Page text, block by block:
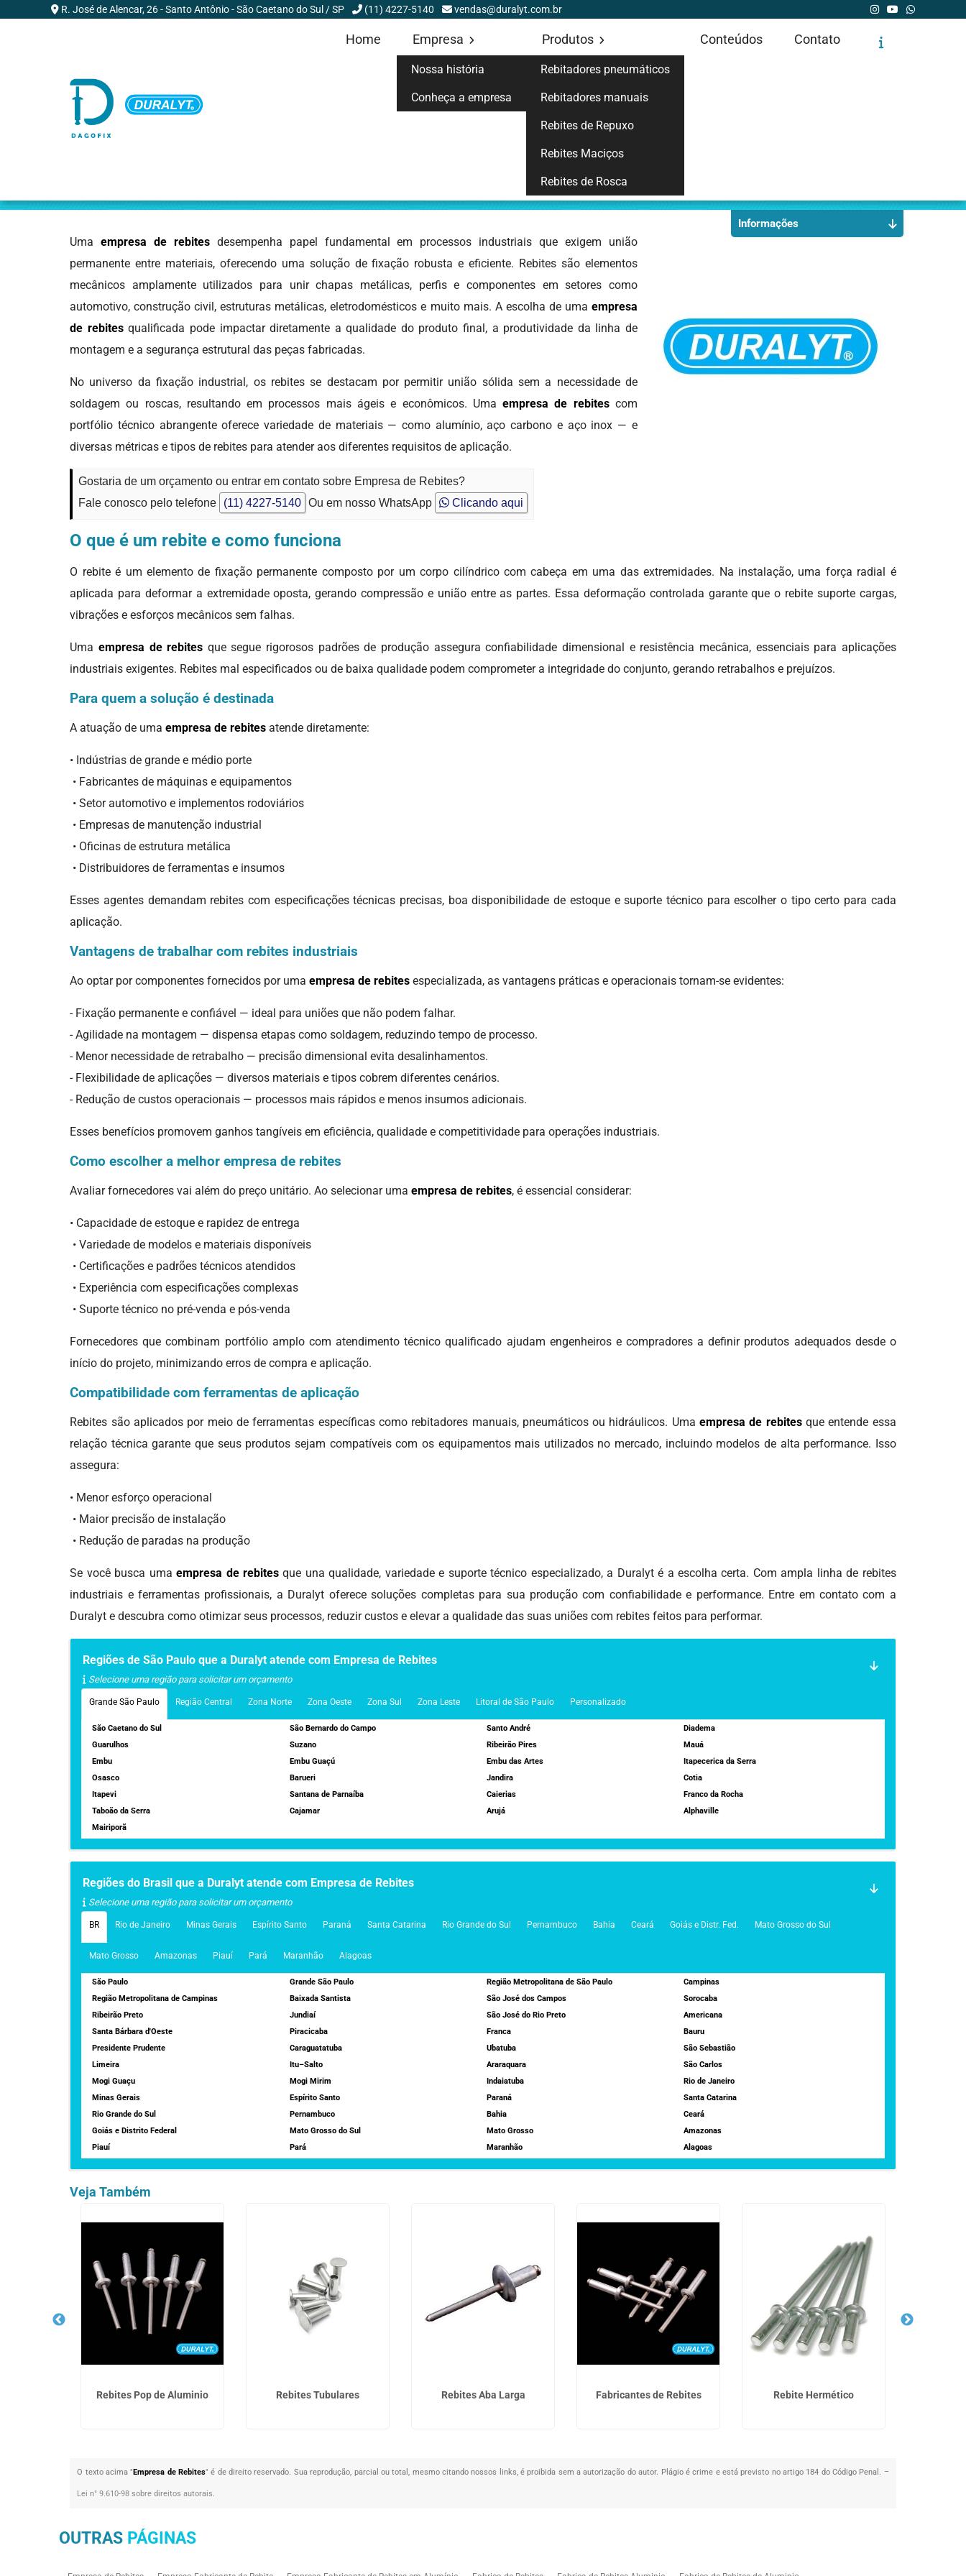
R. José de Alencar, 26 - Santo Antônio - São Caetano do Sul / SP (11) 4227-5140 vendas@duralyt.com.br
Home Empresa
Nossa história
Conheça a empresa
Produtos
Rebitadores pneumáticos
Rebitadores manuais
Rebites de Repuxo
Rebites Maciços
Rebites de Rosca
Conteúdos Contato
Umaempresa de rebitesdesempenha papel fundamental em processos industriais que exigem união
permanente entre materiais, oferecendo uma solução de fixação robusta e eficiente. Rebites são elementos
mecânicos amplamente utilizados para unir chapas metálicas, perfis e componentes em setores como
automotivo, construção civil, estruturas metálicas, eletrodomésticos e muito mais. A escolha de uma empresa
de rebitesqualificada pode impactar diretamente a qualidade do produto final, a produtividade da linha de
montagem e a segurança estrutural das peças fabricadas.
No universo da fixação industrial, os rebites se destacam por permitir união sólida sem a necessidade de
soldagem ou roscas, resultando em processos mais ágeis e econômicos. Umaempresa de rebitescom
portfólio técnico abrangente oferece variedade de materiais — como alumínio, aço carbono e aço inox — e
diversas métricas e tipos de rebites para atender aos diferentes requisitos de aplicação.
Gostaria de um orçamento ou entrar em contato sobre Empresa de Rebites?
Fale conosco pelo telefone
(11) 4227-5140 Ou em nosso WhatsApp Clicando aqui
O que é um rebite e como funciona
O rebite é um elemento de fixação permanente composto por um corpo cilíndrico com cabeça em uma das extremidades. Na instalação, uma força radial é
aplicada para deformar a extremidade oposta, gerando compressão e união entre as partes. Essa deformação controlada garante que o rebite suporte cargas,
vibrações e esforços mecânicos sem falhas.
Uma empresa de rebites que segue rigorosos padrões de produção assegura confiabilidade dimensional e resistência mecânica, essenciais para aplicações
industriais exigentes. Rebites mal especificados ou de baixa qualidade podem comprometer a integridade do conjunto, gerando retrabalhos e prejuízos.
Para quem a solução é destinada
A atuação de umaempresa de rebites atende diretamente:
• Indústrias de grande e médio porte
• Fabricantes de máquinas e equipamentos
• Setor automotivo e implementos rodoviários
• Empresas de manutenção industrial
• Oficinas de estrutura metálica
• Distribuidores de ferramentas e insumos
Esses agentes demandam rebites com especificações técnicas precisas, boa disponibilidade de estoque e suporte técnico para escolher o tipo certo para cada
aplicação.
Vantagens de trabalhar com rebites industriais
Ao optar por componentes fornecidos por umaempresa de rebites especializada, as vantagens práticas e operacionais tornam-se evidentes:
- Fixação permanente e confiável — ideal para uniões que não podem falhar.
- Agilidade na montagem — dispensa etapas como soldagem, reduzindo tempo de processo.
- Menor necessidade de retrabalho — precisão dimensional evita desalinhamentos.
- Flexibilidade de aplicações — diversos materiais e tipos cobrem diferentes cenários.
- Redução de custos operacionais — processos mais rápidos e menos insumos adicionais.
Esses benefícios promovem ganhos tangíveis em eficiência, qualidade e competitividade para operações industriais.
Como escolher a melhor empresa de rebites
Avaliar fornecedores vai além do preço unitário. Ao selecionar umaempresa de rebites, é essencial considerar:
• Capacidade de estoque e rapidez de entrega
• Variedade de modelos e materiais disponíveis
• Certificações e padrões técnicos atendidos
• Experiência com especificações complexas
• Suporte técnico no pré-venda e pós-venda
Fornecedores que combinam portfólio amplo com atendimento técnico qualificado ajudam engenheiros e compradores a definir produtos adequados desde o
início do projeto, minimizando erros de compra e aplicação.
Compatibilidade com ferramentas de aplicação
Rebites são aplicados por meio de ferramentas específicas como rebitadores manuais, pneumáticos ou hidráulicos. Umaempresa de rebitesque entende essa
relação técnica garante que seus produtos sejam compatíveis com os equipamentos mais utilizados no mercado, incluindo modelos de alta performance. Isso
assegura:
• Menor esforço operacional
• Maior precisão de instalação
• Redução de paradas na produção
Se você busca umaempresa de rebites que una qualidade, variedade e suporte técnico especializado, a Duralyt é a escolha certa. Com ampla linha de rebites
industriais e ferramentas profissionais, a Duralyt oferece soluções completas para sua produção com confiabilidade e performance. Entre em contato com a
Duralyt e descubra como otimizar seus processos, reduzir custos e elevar a qualidade das suas uniões com rebites feitos para performar.
Regiões de São Paulo que a Duralyt atende com Empresa de Rebites
Selecione uma região para solicitar um orçamento
Grande São Paulo Região Central Zona Norte Zona Oeste Zona Sul Zona Leste Litoral de São Paulo Personalizado
São Caetano do Sul São Bernardo do Campo Santo André
Diadema
Guarulhos
Suzano Ribeirão Pires
Mauá
Embu
Embu Guaçú Embu das Artes
Itapecerica da Serra
Osasco
Barueri Jandira
Cotia
Itapevi
Santana de Parnaíba Caierias
Franco da Rocha
Taboão da Serra
Cajamar Arujá
Alphaville
Mairiporã
Regiões do Brasil que a Duralyt atende com Empresa de Rebites
Selecione uma região para solicitar um orçamento
BR Rio de Janeiro Minas Gerais Espírito Santo Paraná Santa Catarina Rio Grande do Sul Pernambuco Bahia Ceará Goiás e Distr. Fed. Mato Grosso do Sul
Mato Grosso Amazonas Piauí Pará Maranhão Alagoas
São Paulo Grande São Paulo Região Metropolitana de São Paulo
Campinas
Região Metropolitana de Campinas
Baixada Santista São José dos Campos
Sorocaba
Ribeirão Preto
Jundiaí São José do Rio Preto
Americana
Santa Bárbara d'Oeste
Piracicaba Franca
Bauru
Presidente Prudente
Caraguatatuba Ubatuba
São Sebastião
Limeira
Itu–Salto Araraquara
São Carlos
Mogi Guaçu
Mogi Mirim Indaiatuba
Rio de Janeiro
Minas Gerais
Espírito Santo Paraná
Santa Catarina
Rio Grande do Sul
Pernambuco Bahia
Ceará
Goiás e Distrito Federal
Mato Grosso do Sul Mato Grosso
Amazonas
Piauí
Pará Maranhão Alagoas
Veja Também
Rebites Pop de Aluminio Rebites Tubulares Rebites Aba Larga Fabricantes de Rebites Rebite Hermético
O texto acima "Empresa de Rebites" é de direito reservado. Sua reprodução, parcial ou total, mesmo citando nossos links, é proibida sem a autorização do autor. Plágio é crime e está previsto no artigo 184 do Código Penal. –
Lei n° 9.610-98 sobre direitos autorais.
Informações
OUTRAS PÁGINAS